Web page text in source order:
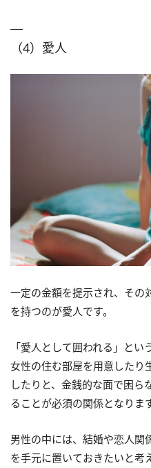
（4）愛人
一定の金額を提示され、その
を持つのが愛人です。
「愛人として囲われる」と
女性の住む部屋を用意したり
したりと、金銭的な面で困ら
ることが必須の関係となります
男性の中には、結婚や恋人関
を手元に置いておきたいと考